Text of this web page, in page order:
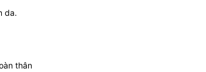
da.
thân